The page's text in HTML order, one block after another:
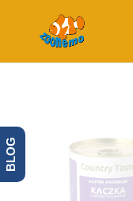
BLOG